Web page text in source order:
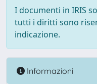
I documenti in IRIS
tutti i diritti sono
indicazione.
Informazioni